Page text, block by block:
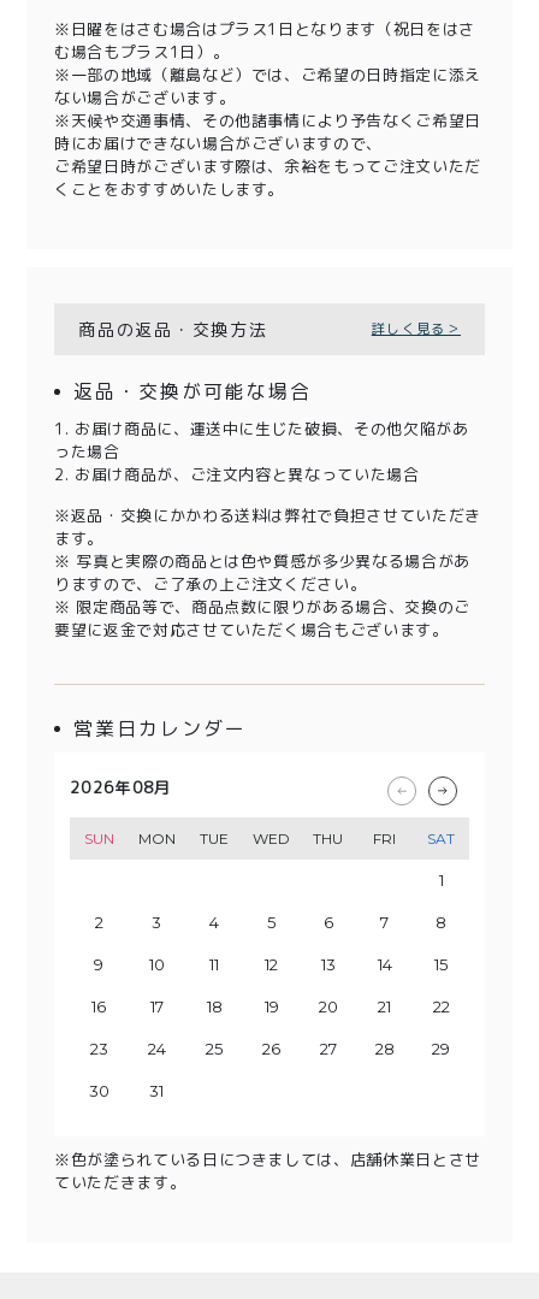
※日曜をはさむ場合はプラス1日となります（祝日をはさ
む場合もプラス1日）。
※一部の地域（離島など）では、ご希望の日時指定に添え
ない場合がございます。
※天候や交通事情、その他諸事情により予告なくご希望日
時にお届けできない場合がございますので、
ご希望日時がございます際は、余裕をもってご注文いただ
くことをおすすめいたします。
商品の返品・交換方法 詳しく見る＞
返品・交換が可能な場合
1. お届け商品に、運送中に生じた破損、その他欠陥があ
った場合
2. お届け商品が、ご注文内容と異なっていた場合
※返品・交換にかかわる送料は弊社で負担させていただき
ます。
※ 写真と実際の商品とは色や質感が多少異なる場合があ
りますので、ご了承の上ご注文ください。
※ 限定商品等で、商品点数に限りがある場合、交換のご
要望に返金で対応させていただく場合もございます。
営業日カレンダー
2026年08月
SUN MON TUE WED THU FRI SAT
1
2 3 4 5 6 7 8
9 10 11 12 13 14 15
16 17 18 19 20 21 22
23 24 25 26 27 28 29
30 31
2026年09月
SUN MON TUE WED THU FRI SAT
5
6 7 8 9 10 11 12
13 14 15 16 17 18 19
20 21 22 23 24 25 26
27 28 29 30
2026年10月
SUN MON TUE WED THU FRI SAT
3
4 5 6 7 8 9 10
11 12 13 14 15 16 17
18 19 20 21 22 23 24
25 26 27 28 29 30 31
2026年11月
SUN MON TUE WED THU FRI SAT
7
8 9 10 11 12 13 14
15 16 17 18 19 20 21
22 23 24 25 26 27 28
29 30
※色が塗られている日につきましては、店舗休業日とさせ
ていただきます。